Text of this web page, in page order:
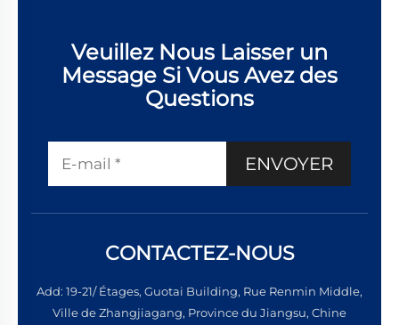
Veuillez Nous Laisser un
Message Si Vous Avez des
Questions
ENVOYER
CONTACTEZ-NOUS
Add: 19-21/ Étages, Guotai Building, Rue Renmin Middle,
Ville de Zhangjiagang, Province du Jiangsu, Chine